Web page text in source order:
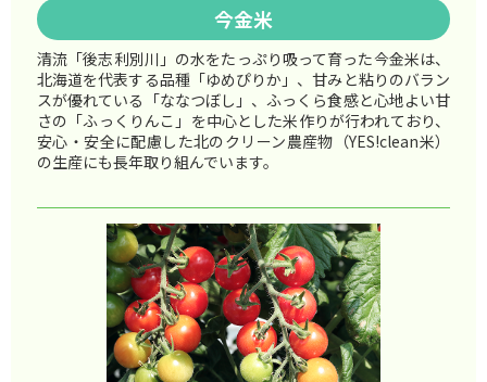
今金米
清流「後志利別川」の水をたっぷり吸って育った今金米は、
北海道を代表する品種「ゆめぴりか」、甘みと粘りのバラン
スが優れている「ななつぼし」、ふっくら食感と心地よい甘
さの「ふっくりんこ」を中心とした米作りが行われており、
安心・安全に配慮した北のクリーン農産物（YES!clean米）
の生産にも長年取り組んでいます。